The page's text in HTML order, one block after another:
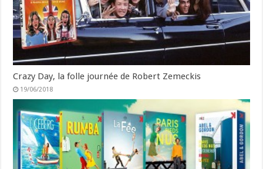
Crazy Day, la folle journée de Robert Zemeckis
19/06/2018